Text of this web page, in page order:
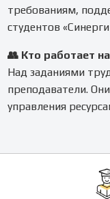
требованиям,
студентов
👥 Кто работает
Над заданиями
преподаватели.
управления